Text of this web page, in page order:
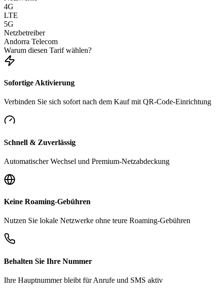
4G
LTE
5G
Netzbetreiber
Andorra Telecom
Warum diesen Tarif wählen?
Sofortige Aktivierung
Verbinden Sie sich sofort nach dem Kauf mit QR-Code-Einrichtung
Schnell & Zuverlässig
Automatischer Wechsel und Premium-Netzabdeckung
Keine Roaming-Gebühren
Nutzen Sie lokale Netzwerke ohne teure Roaming-Gebühren
Behalten Sie Ihre Nummer
Ihre Hauptnummer bleibt für Anrufe und SMS aktiv